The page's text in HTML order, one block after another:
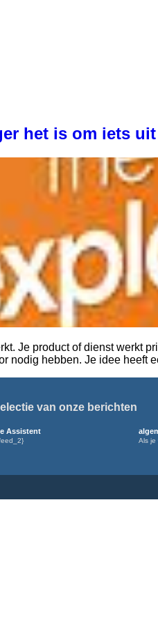
het is om iets
Je product of dienst werkt
nodig hebben. Je idee
van onze berichten
Assistent
Als